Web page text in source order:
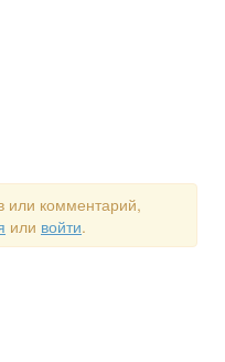
или комментарий,
или войти.